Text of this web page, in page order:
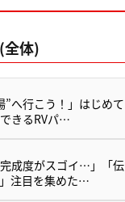
全体)
”へ行こう！」はじめて
きるRVパ…
完成度がスゴイ…」「伝
注目を集めた…